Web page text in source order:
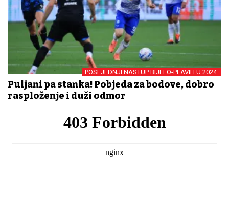
POSLJEDNJI NASTUP BIJELO-PLAVIH U 2024.
Puljani pa stanka! Pobjeda za bodove, dobro
rasploženje i duži odmor